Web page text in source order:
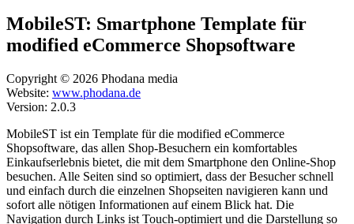
MobileST: Smartphone Template für
modified eCommerce Shopsoftware
Copyright © 2026 Phodana media
Website: www.phodana.de
Version: 2.0.3
MobileST ist ein Template für die modified eCommerce
Shopsoftware, das allen Shop-Besuchern ein komfortables
Einkaufserlebnis bietet, die mit dem Smartphone den Online-Shop
besuchen. Alle Seiten sind so optimiert, dass der Besucher schnell
und einfach durch die einzelnen Shopseiten navigieren kann und
sofort alle nötigen Informationen auf einem Blick hat. Die
Navigation durch Links ist Touch-optimiert und die Darstellung so